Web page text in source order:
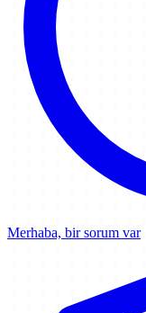
Merhaba, bir sorum var